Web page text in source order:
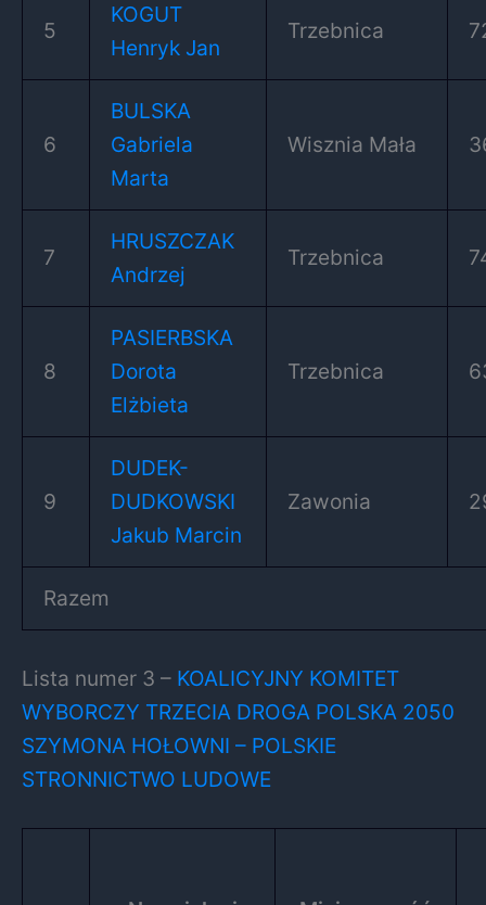
5
KOGUT
Henryk Jan
Trzebnica
6
BULSKA
Gabriela
Marta
Wisznia Mała
7
HRUSZCZAK
Andrzej
Trzebnica
8
PASIERBSKA
Dorota
Elżbieta
Trzebnica
9
DUDEK-
DUDKOWSKI
Jakub Marcin
Zawonia
Razem
Lista numer 3 – KOALICYJNY KOMITET
WYBORCZY TRZECIA DROGA POLSKA 2050
SZYMONA HOŁOWNI – POLSKIE
STRONNICTWO LUDOWE